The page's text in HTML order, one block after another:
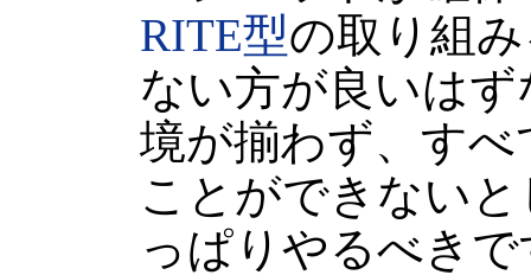
RITE型の取り組
ない方が良いは
境が揃わず、す
ことができない
っぱりやるべき